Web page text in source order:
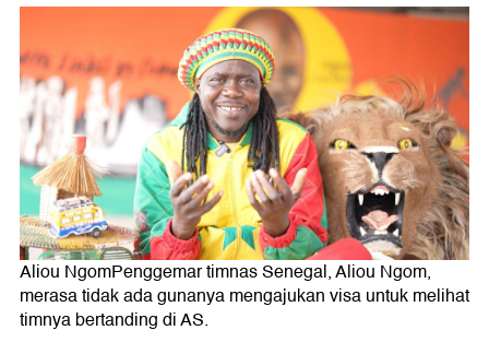
Aliou NgomPenggemar timnas Senegal, Aliou Ngom,
merasa tidak ada gunanya mengajukan visa untuk melihat
timnya bertanding di AS.